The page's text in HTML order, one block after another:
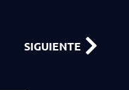
SIGUIENTE